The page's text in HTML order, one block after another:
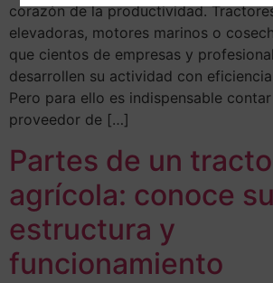
corazón de la productividad.
elevadoras, motores marinos o
que cientos de empresas y
desarrollen su actividad con
Pero para ello es indispensable
proveedor de […]
Partes de un
agrícola: conoce su
estructura y
funcionamiento